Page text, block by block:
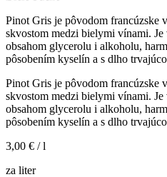
Pinot Gris je pôvodom francúzske
skvostom medzi bielymi vínami.
obsahom glycerolu i alkoholu,
pôsobením kyselín a s dlho
Pinot Gris je pôvodom francúzske
skvostom medzi bielymi vínami.
obsahom glycerolu i alkoholu,
pôsobením kyselín a s dlho
3,00 € / l
za liter